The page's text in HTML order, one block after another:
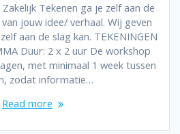
Tekenen ga je zelf aan de
jouw idee/ verhaal. Wij geven
aan de slag kan. TEKENINGEN
Duur: 2 x 2 uur De workshop
met minimaal 1 week tussen
zodat informatie…
Read more